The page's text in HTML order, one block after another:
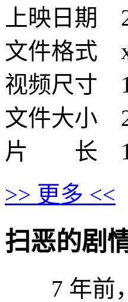
上映日期
文件格式
视频尺寸
文件大小
片 长
>> 更多 <<
扫恶的剧情
7 年前，